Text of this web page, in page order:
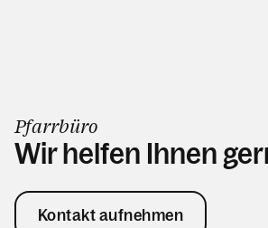
Pfarrbüro
Wir helfen Ihnen
Kontakt aufnehmen